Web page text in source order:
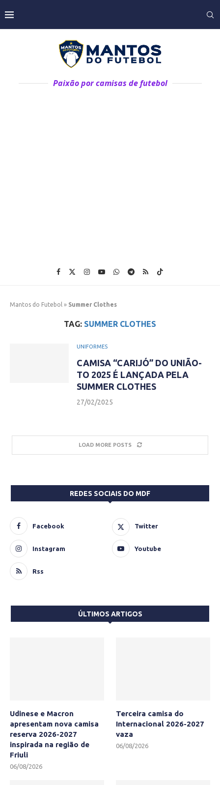
Paixão por camisas de futebol
Mantos do Futebol » Summer Clothes
TAG: SUMMER CLOTHES
UNIFORMES
CAMISA “CARIJÓ” DO UNIÃO-
TO 2025 É LANÇADA PELA
SUMMER CLOTHES
27/02/2025
LOAD MORE POSTS
REDES SOCIAIS DO MDF
Facebook Twitter
Instagram Youtube
Rss
ÚLTIMOS ARTIGOS
Udinese e Macron
apresentam nova camisa
reserva 2026-2027
inspirada na região de
Friuli
06/08/2026
Terceira camisa do
Internacional 2026-2027
vaza
06/08/2026